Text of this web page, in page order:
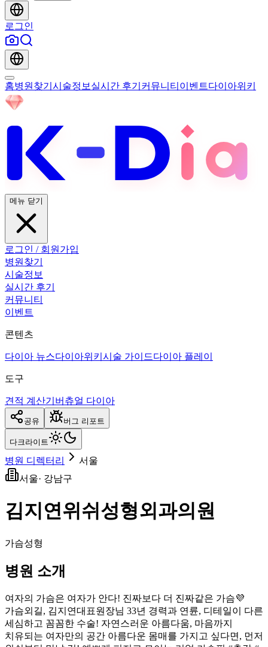
로그인
홈병원찾기 시술정보 실시간 후기 커뮤니티 이벤트다이아위키
메뉴 닫기
로그인 / 회원가입
병원찾기
시술정보
실시간 후기
커뮤니티
이벤트
콘텐츠
다이아 뉴스다이아위키 시술 가이드다이아 플레이
도구
견적 계산기 버츄얼 다이아
공유 버그 리포트
다크 라이트
병원 디렉터리
서울
서울· 강남구
김지연위쉬성형외과의원
가슴성형
병원 소개
여자의 가슴은 여자가 안다! 진짜보다 더 진짜같은 가슴💜
가슴외길, 김지연대표원장님 33년 경력과 연륜, 디테일이 다른
세심하고 꼼꼼한 수술! 자연스러운 아름다움, 마음까지
치유되는 여자만의 공간 아름다운 몸매를 가지고 싶다면, 먼저